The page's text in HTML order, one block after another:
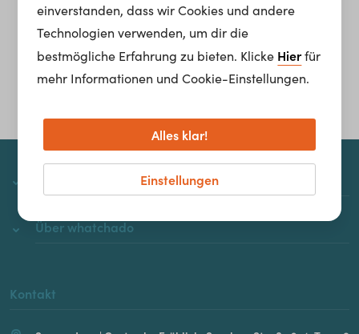
Homepage
Über whatchado
Kontakt
einverstanden, dass wir Cookies und andere
Technologien verwenden, um dir die
bestmögliche Erfahrung zu bieten. Klicke Hierfür
mehr Informationen und Cookie-Einstellungen.
Einstellungen
Alles klar!